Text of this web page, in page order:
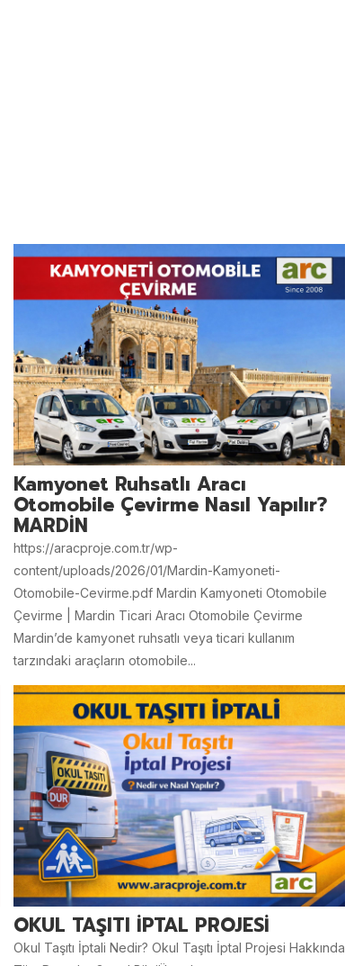
Kamyonet Ruhsatlı Aracı
Otomobile Çevirme Nasıl Yapılır?
MARDİN
https://aracproje.com.tr/wp-
content/uploads/2026/01/Mardin-Kamyoneti-
Otomobile-Cevirme.pdf Mardin Kamyoneti Otomobile
Çevirme | Mardin Ticari Aracı Otomobile Çevirme
Mardin’de kamyonet ruhsatlı veya ticari kullanım
tarzındaki araçların otomobile...
OKUL TAŞITI İPTAL PROJESİ
Okul Taşıtı İptali Nedir? Okul Taşıtı İptal Projesi Hakkında